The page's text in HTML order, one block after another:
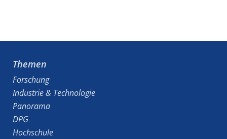
Themen
Forschung
Industrie & Technologie
Panorama
DPG
Hochschule